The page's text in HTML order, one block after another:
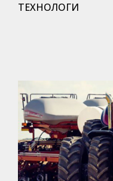
ТЕХНОЛОГИ